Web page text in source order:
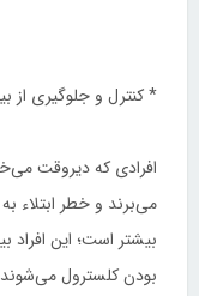
* کنترل و جلوگیری از
افرادی که دیروقت
می‌برند و خطر ابتلاء
بیشتر است؛ این افراد
بودن کلسترول